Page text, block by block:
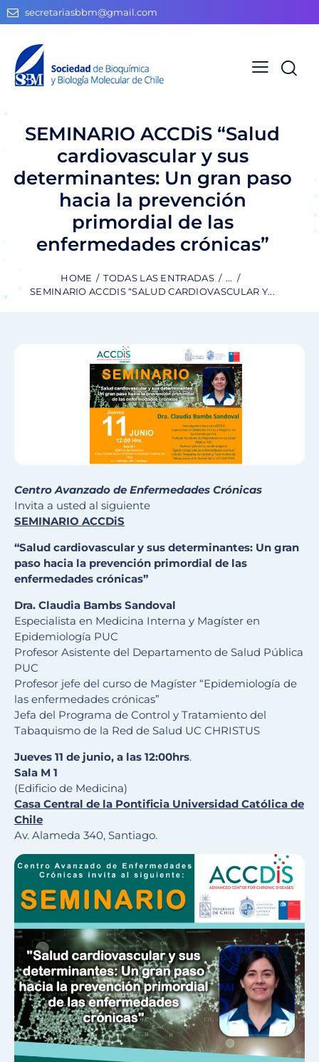
secretariasbbm@gmail.com
SEMINARIO ACCDiS “Salud
cardiovascular y sus
determinantes: Un gran paso
hacia la prevención
primordial de las
enfermedades crónicas”
HOME TODAS LAS ENTRADAS
...
SEMINARIO ACCDIS “SALUD CARDIOVASCULAR Y...
Centro Avanzado de Enfermedades Crónicas
Invita a usted al siguiente
SEMINARIO ACCDiS
“Salud cardiovascular y sus determinantes: Un gran
paso hacia la prevención primordial de las
enfermedades crónicas”
Dra. Claudia Bambs Sandoval
Especialista en Medicina Interna y Magíster en
Epidemiología PUC
Profesor Asistente del Departamento de Salud Pública
PUC
Profesor jefe del curso de Magíster “Epidemiología de
las enfermedades crónicas”
Jefa del Programa de Control y Tratamiento del
Tabaquismo de la Red de Salud UC CHRISTUS
Jueves 11 de junio, a las 12:00hrs.
Sala M 1
(Edificio de Medicina)
Casa Central de la Pontificia Universidad Católica de
Chile
Av. Alameda 340, Santiago.